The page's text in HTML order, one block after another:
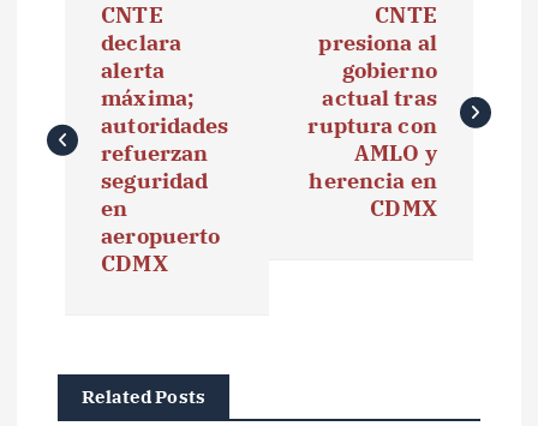
e
ó
CNTE
declara
alerta
máxima;
autoridades
refuerzan
seguridad
en
aeropuerto
CDMX
CNTE
presiona al
gobierno
actual tras
ruptura con
AMLO y
herencia en
CDMX
Related Posts